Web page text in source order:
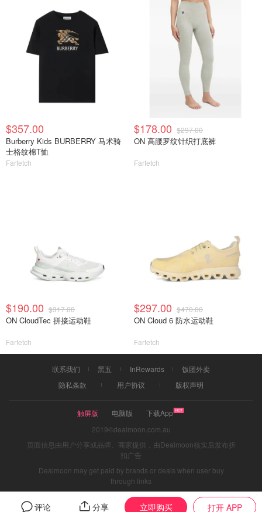
$357.00
Burberry Kids BURBERRY 马术骑
士格纹棉T恤
Farfetch
$178.00 $297.00
ON 高腰罗纹针织打底裤
Farfetch
$190.00 $317.00
ON CloudTec 拼接运动鞋
Farfetch
$297.00 $470.00
ON Cloud 6 防水运动鞋
Farfetch
评论 分享 立即购买 打开 APP
联系我们 黑五 InRewards
饭团外卖
隐私条款
用户协议 版权声明
触屏版 电脑版
下载App
2019©dealmoon.com.au
页面信息由用户分享或品牌、商家提供，由Dealmoon核实后发布折
扣广告
Dealmoon may get paid by brands or deals when user buy
through links